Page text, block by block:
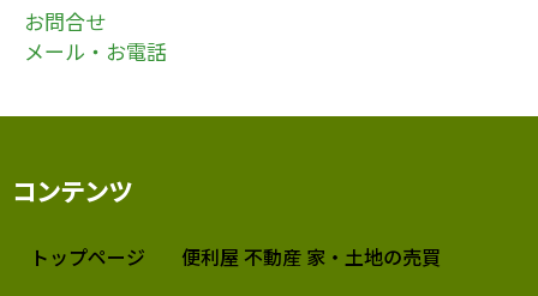
お問合せ
メール・お電話
コンテンツ
トップページ
便利屋 不動産 家・土地の売買